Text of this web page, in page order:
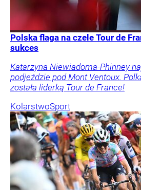
Polska flaga na czele Tour de
sukces
Katarzyna Niewiadoma-Phinney
podjeździe pod Mont Ventoux.
została liderką Tour de France!
KolarstwoSport